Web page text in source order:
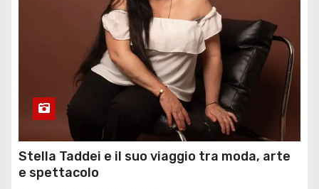
Stella Taddei e il suo viaggio tra moda, arte
e spettacolo